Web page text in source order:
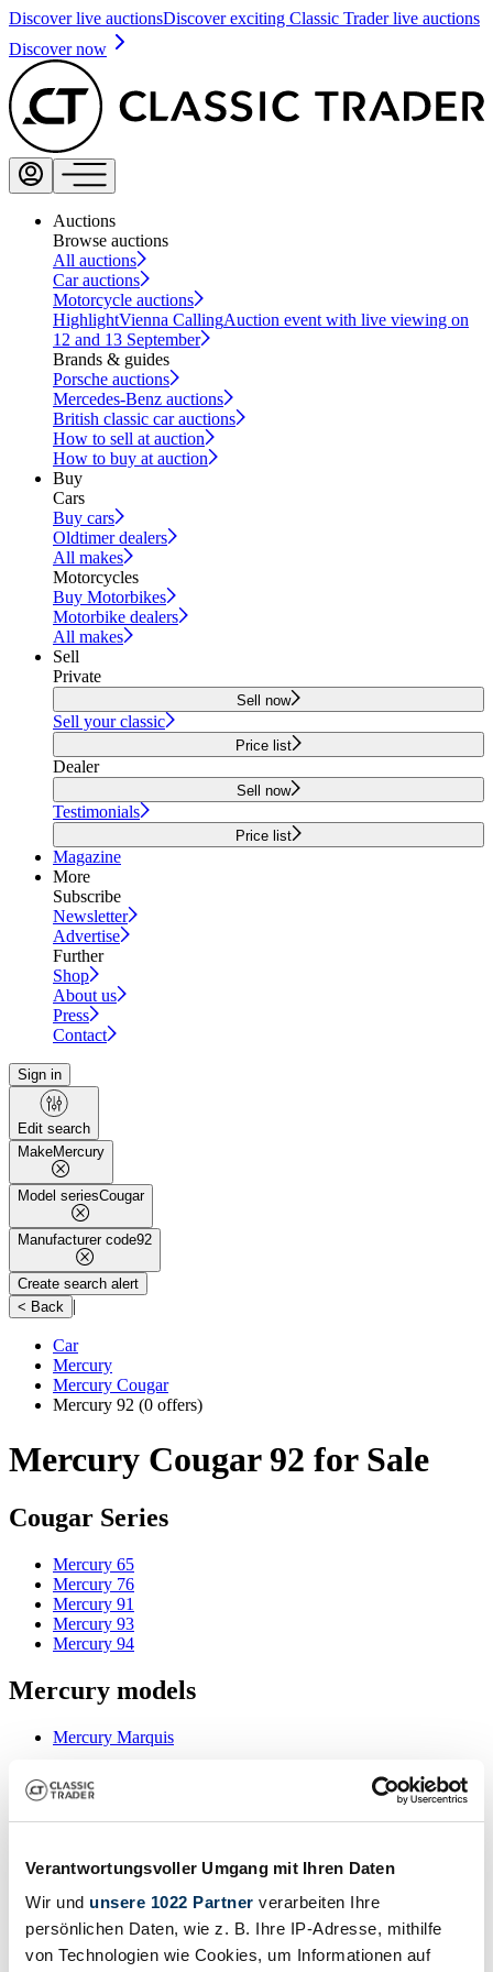
Verantwortungsvoller Umgang mit Ihren Daten
Wir und unsere 1022 Partner verarbeiten Ihre
persönlichen Daten, wie z. B. Ihre IP-Adresse, mithilfe
von Technologien wie Cookies, um Informationen auf
Discover live auctionsDiscover exciting Classic Trader live auctions
Discover now
Auctions
Browse auctions
All auctions
Car auctions
Motorcycle auctions
HighlightVienna CallingAuction event with live viewing on
12 and 13 September
Brands & guides
Porsche auctions
Mercedes-Benz auctions
British classic car auctions
How to sell at auction
How to buy at auction
Buy
Cars
Buy cars
Oldtimer dealers
All makes
Motorcycles
Buy Motorbikes
Motorbike dealers
All makes
Sell
Private
Sell now
Sell your classic
Price list
Dealer
Sell now
Testimonials
Price list
Magazine
More
Subscribe
Newsletter
Advertise
Further
Shop
About us
Press
Contact
Sign in
Edit search
MakeMercury
Model seriesCougar
Manufacturer code92
Create search alert
< Back |
Car
Mercury
Mercury Cougar
Mercury 92 (0 offers)
Mercury Cougar 92 for Sale
Cougar Series
Mercury 65
Mercury 76
Mercury 91
Mercury 93
Mercury 94
Mercury models
Mercury Marquis
Search results
Create search alert
Let yourself be notified as soon as a listing is published that matches